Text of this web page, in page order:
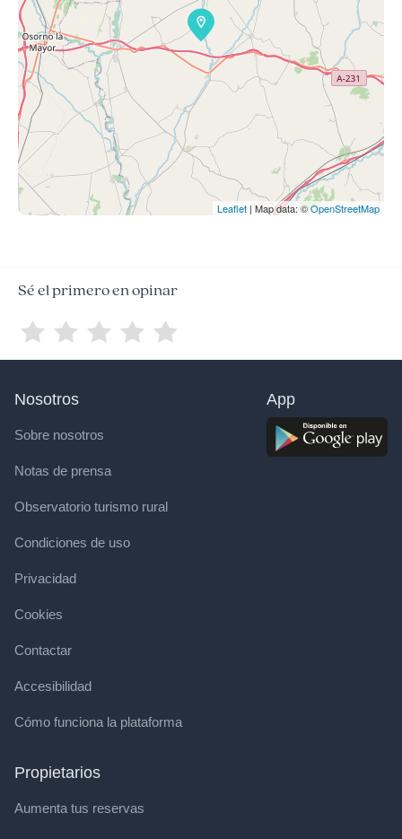
Leaflet | Map data: ©OpenStreetMap
Sé el primero en opinar
Nosotros
Sobre nosotros
Notas de prensa
Observatorio turismo rural
Condiciones de uso
Privacidad
Cookies
Contactar
Accesibilidad
Cómo funciona la plataforma
Propietarios
Aumenta tus reservas
App